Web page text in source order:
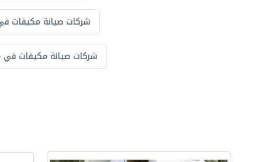
شركات صيانة مكيفات
شركات صيانة مكيفات في